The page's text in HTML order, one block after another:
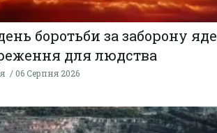
боротьби за заборону
для людства
06 Серпня 2026